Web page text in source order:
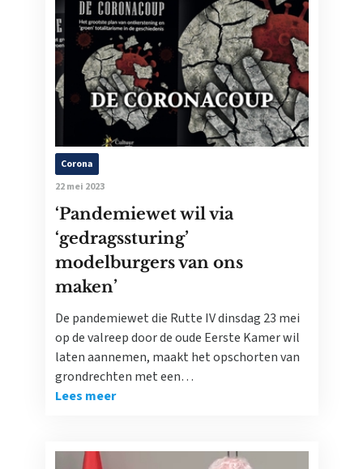
Corona
22 mei 2023
‘Pandemiewet wil via
‘gedragssturing’
modelburgers van ons
maken’
De pandemiewet die Rutte IV dinsdag 23 mei
op de valreep door de oude Eerste Kamer wil
laten aannemen, maakt het opschorten van
grondrechten met een…
Lees meer